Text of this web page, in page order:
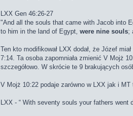
LXX Gen 46:26-27
"And all the souls that came with Jacob into
to him in the land of Egypt, were nine souls;
Ten kto modifikował LXX dodał, że Józef
7:14. Ta osoba zapomniała zmienić V Mojż
szczegółowo. W skrócie te 9 brakujących
V Mojż 10:22 podaje zarówno w LXX jak i
LXX - “ With seventy souls your fathers